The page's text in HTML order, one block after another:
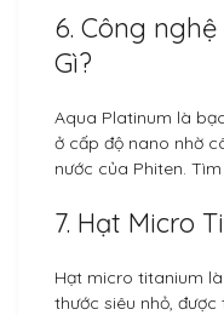
6. Công
Gì?
Aqua Platinum là
ở cấp độ nano nhờ
nước của Phiten.
7. Hạt Micro
Hạt micro titanium
thước siêu nhỏ,